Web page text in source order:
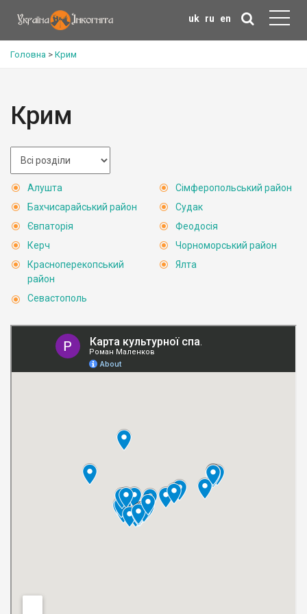
uk ru en
Головна > Крим
Крим
Алушта
Бахчисарайський район
Євпаторія
Керч
Красноперекопський
район
Севастополь
Сімферопольський район
Судак
Феодосія
Чорноморський район
Ялта